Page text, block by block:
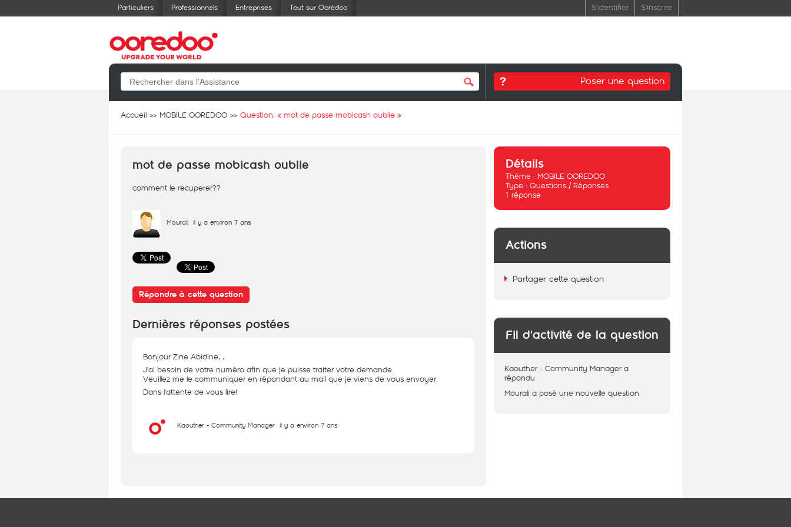
Particuliers Professionnels Entreprises Tout sur Ooredoo S'identifier S'inscrire
Poser une question
Accueil MOBILE OOREDOO Question: « mot de passe mobicash oublie »
mot de passe mobicash oublie
comment le recuperer??
Mourali il y a environ 7 ans
Répondre à cette question
Dernières réponses postées
Bonjour Zine Abidine, ,
J'ai besoin de votre numéro afin que je puisse traiter votre demande.
Veuillez me le communiquer en répondant au mail que je viens de vous envoyer.
Dans l'attente de vous lire!
Kaouther - Community Manager il y a environ 7 ans
Détails
Thème : MOBILE OOREDOO
Type : Questions / Réponses
1 réponse
Actions
Partager cette question
Fil d'activité de la question
Kaouther - Community Manager a
répondu
Mourali a posé une nouvelle question